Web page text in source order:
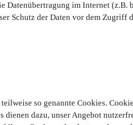
Datenübertragung im Internet
Schutz der Daten vor dem Zugriff
so genannte Cookies.
dienen dazu, unser Angebot